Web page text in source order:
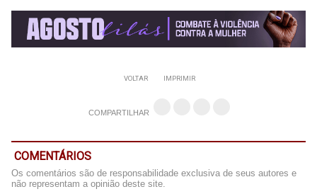
VOLTAR IMPRIMIR
COMPARTILHAR
COMENTÁRIOS
Os comentários são de responsabilidade exclusiva de seus autores e
não representam a opinião deste site.